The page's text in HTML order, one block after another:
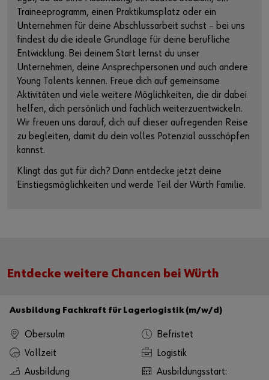
Traineeprogramm, einen Praktikumsplatz oder ein
Unternehmen für deine Abschlussarbeit suchst – bei uns
findest du die ideale Grundlage für deine berufliche
Entwicklung. Bei deinem Start lernst du unser
Unternehmen, deine Ansprechpersonen und auch andere
Young Talents kennen. Freue dich auf gemeinsame
Aktivitäten und viele weitere Möglichkeiten, die dir dabei
helfen, dich persönlich und fachlich weiterzuentwickeln.
Wir freuen uns darauf, dich auf dieser aufregenden Reise
zu begleiten, damit du dein volles Potenzial ausschöpfen
kannst.
Klingt das gut für dich? Dann entdecke jetzt deine
Einstiegsmöglichkeiten und werde Teil der Würth Familie.
Entdecke weitere Chancen bei Würth
Ausbildung Fachkraft für Lagerlogistik (m/w/d)
Obersulm
Befristet
Vollzeit
Logistik
Ausbildung
Ausbildungsstart: